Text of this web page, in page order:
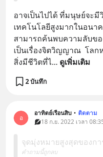
อาจเป็นไปได้ ที่มนุษย์จะ
เทคโนโลยีสูงมากในอน
สามารถค้นพบความลับข
เป็นเรื่องจิตวิญญาณ  โลก
สิ่งมีชีวิตที่ไ... ดูเพิ่มเติม
2 บันทึก
อ
อาทิตย์เรือนสิบ • ติดตาม
18 ก.ย. 2022 เวลา
จุดมุ่งหมายสูงสุดของกา
คำถามนี้ถูกลบ